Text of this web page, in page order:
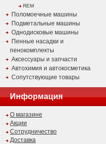
REM
Поломоечные машины
Подметальные машины
Однодисковые машины
Пенные насадки и
пенокомплекты
Аксессуары и запчасти
Автохимия и автокосметика
Сопутствующие товары
Информация
О магазине
Акции
Сотрудничество
Доставка